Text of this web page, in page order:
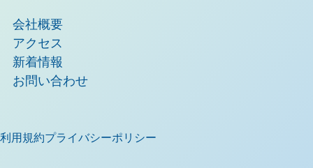
会社概要
アクセス
新着情報
お問い合わせ
利用規約プライバシーポリシー